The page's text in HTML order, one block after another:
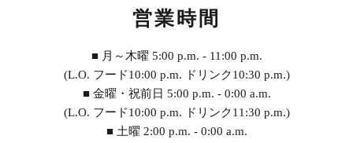
営業時間
■ 月～木曜 5:00 p.m. - 11:00 p.m.
(L.O. フード10:00 p.m. ドリンク10:30 p.m.)
■ 金曜・祝前日 5:00 p.m. - 0:00 a.m.
(L.O. フード10:00 p.m. ドリンク11:30 p.m.)
■ 土曜 2:00 p.m. - 0:00 a.m.